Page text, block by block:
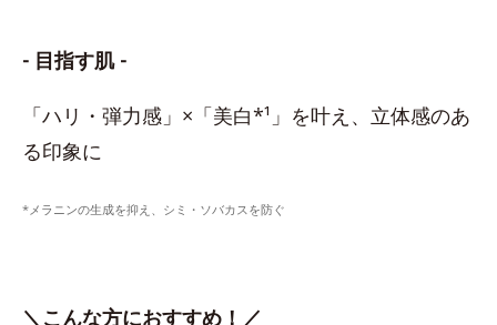
- 目指す肌 -
「ハリ・弾力感」×「美白*¹」を叶え、立体感のあ
る印象に
*メラニンの生成を抑え、シミ・ソバカスを防ぐ
＼こんな方におすすめ！／